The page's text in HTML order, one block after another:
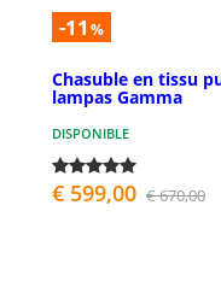
-11 %
Chasuble en tissu
lampas Gamma
DISPONIBLE
€ 599,00 € 670,00